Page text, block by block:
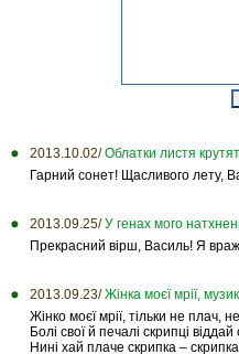
2013.10.02/ Облатки листя
Гарний сонет! Щасливого лету,
2013.09.25/ У генах мого
Прекрасний вiрш, Василь! Я
2013.09.23/ Жінка моєї мрії,
Жінко моєї мрії, тільки не плач,
Болі свої й печалі скрипці віддай
Нині хай плаче скрипка –